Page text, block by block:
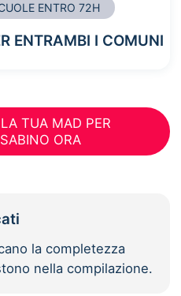
ENTRO 72H
ENTRAMBI I COMUNI
TUA MAD PER
ORA
la completezza
nella compilazione.